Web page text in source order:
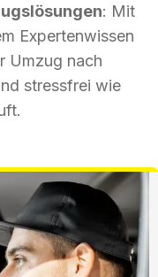
: Mit
Expertenwissen
Umzug nach
stressfrei wie